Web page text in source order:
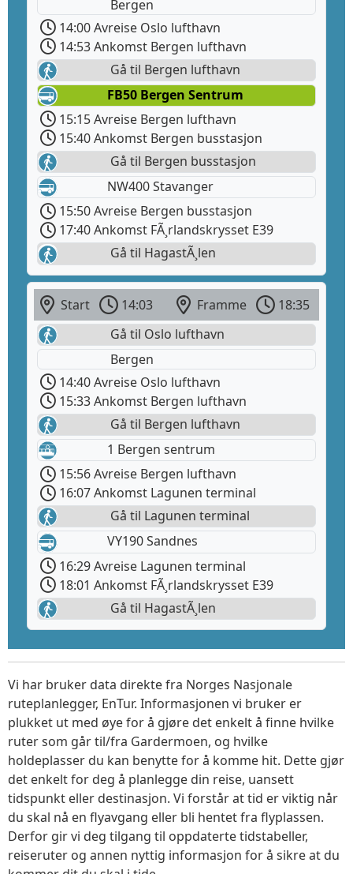
Bergen
14:00 Avreise Oslo lufthavn
14:53 Ankomst Bergen lufthavn
Gå til Bergen lufthavn
FB50 Bergen Sentrum
15:15 Avreise Bergen lufthavn
15:40 Ankomst Bergen busstasjon
Gå til Bergen busstasjon
NW400 Stavanger
15:50 Avreise Bergen busstasjon
17:40 Ankomst FÃ¸rlandskrysset E39
Gå til HagastÃ¸len
Start 14:03 Framme
18:35
Gå til Oslo lufthavn
Bergen
14:40 Avreise Oslo lufthavn
15:33 Ankomst Bergen lufthavn
Gå til Bergen lufthavn
1 Bergen sentrum
15:56 Avreise Bergen lufthavn
16:07 Ankomst Lagunen terminal
Gå til Lagunen terminal
VY190 Sandnes
16:29 Avreise Lagunen terminal
18:01 Ankomst FÃ¸rlandskrysset E39
Gå til HagastÃ¸len
Vi har bruker data direkte fra Norges Nasjonale
ruteplanlegger, EnTur. Informasjonen vi bruker er
plukket ut med øye for å gjøre det enkelt å finne hvilke
ruter som går til/fra Gardermoen, og hvilke
holdeplasser du kan benytte for å komme hit. Dette gjør
det enkelt for deg å planlegge din reise, uansett
tidspunkt eller destinasjon. Vi forstår at tid er viktig når
du skal nå en flyavgang eller bli hentet fra flyplassen.
Derfor gir vi deg tilgang til oppdaterte tidstabeller,
reiseruter og annen nyttig informasjon for å sikre at du